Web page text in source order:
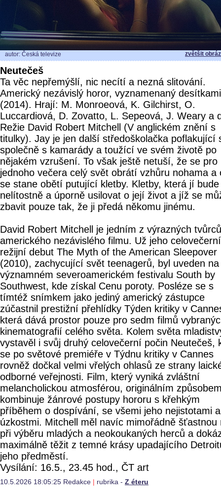
autor: Česká televize zvětšit
Neutečeš
Ta věc nepřemýšlí, nic necítí a nezná slitování.
Americký nezávislý horor, vyznamenaný
(2014). Hrají: M. Monroeová, K. Gilchirst, O.
Luccardiová, D. Zovatto, L. Sepeová, J. Weary a
Režie David Robert Mitchell (V anglickém znění s
titulky). Jay je jen další středoškolačka poflakující
společně s kamarády a toužící ve svém životě po
nějakém vzrušení. To však ještě netuší, že se pro
jednoho večera celý svět obrátí vzhůru nohama a
se stane obětí putující kletby. Kletby, která jí bude
nelítostně a úporně usilovat o její život a jíž se
zbavit pouze tak, že ji předá někomu jinému.
David Robert Mitchell je jedním z výrazných tvůrců
amerického nezávislého filmu. Už jeho celovečerní
režijní debut The Myth of the American Sleepover
(2010), zachycující svět teenagerů, byl uveden na
významném severoamerickém festivalu South by
Southwest, kde získal Cenu poroty. Posléze se s
tímtéž snímkem jako jediný americký zástupce
zúčastnil prestižní přehlídky Týden kritiky v
která dává prostor pouze pro sedm filmů
kinematografií celého světa. Kolem světa
vystavěl i svůj druhý celovečerní počin Neutečeš,
se po světové premiéře v Týdnu kritiky v Cannes
rovněž dočkal velmi vřelých ohlasů ze strany
odborné veřejnosti. Film, který vyniká zvláštní
melancholickou atmosférou, originálním
kombinuje žánrové postupy hororu s křehkým
příběhem o dospívání, se všemi jeho nejistotami a
úzkostmi. Mitchell měl navíc mimořádně šťastnou
při výběru mladých a neokoukaných herců a
maximálně těžit z temné krásy upadajícího
jeho předměstí.
Vysílání: 16.5., 23.45 hod., ČT art
10.5.2026 18:05:25 Redakce | rubrika - Z éteru